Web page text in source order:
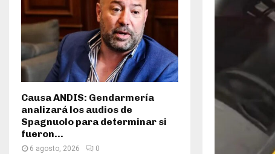
Causa ANDIS: Gendarmería
analizará los audios de
Spagnuolo para determinar si
fueron...
6 agosto, 2026 0